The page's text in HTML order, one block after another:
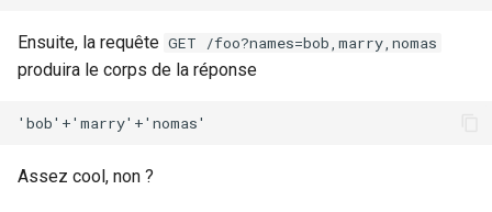
Ensuite, la requête GET /foo?names=bob,marry,nomas
produira le corps de la réponse
Assez cool, non ?